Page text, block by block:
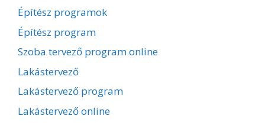
Építész programok
Építész program
Szoba tervező program online
Lakástervező
Lakástervező program
Lakástervező online